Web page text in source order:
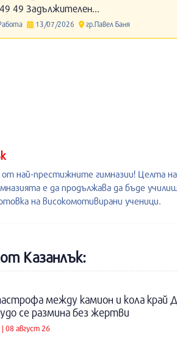
49 Задължителен...
13/07/2026 гр.Павел Баня
от най-престижните гимназии! Целта
е да продължава да бъде
на високомотивирани ученици.
Казанлък:
между камион и кола край
се размина без жертви
08 август 26